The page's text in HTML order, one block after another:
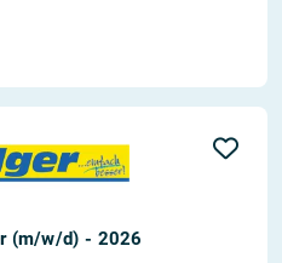
(m/w/d) - 2026